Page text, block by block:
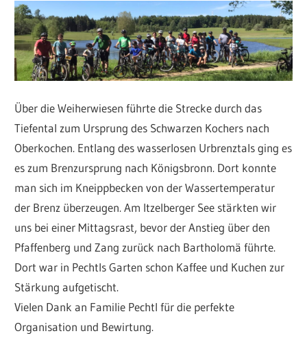
Über die Weiherwiesen führte die Strecke durch das
Tiefental zum Ursprung des Schwarzen Kochers nach
Oberkochen. Entlang des wasserlosen Urbrenztals ging es
es zum Brenzursprung nach Königsbronn. Dort konnte
man sich im Kneippbecken von der Wassertemperatur
der Brenz überzeugen. Am Itzelberger See stärkten wir
uns bei einer Mittagsrast, bevor der Anstieg über den
Pfaffenberg und Zang zurück nach Bartholomä führte.
Dort war in Pechtls Garten schon Kaffee und Kuchen zur
Stärkung aufgetischt.
Vielen Dank an Familie Pechtl für die perfekte
Organisation und Bewirtung.